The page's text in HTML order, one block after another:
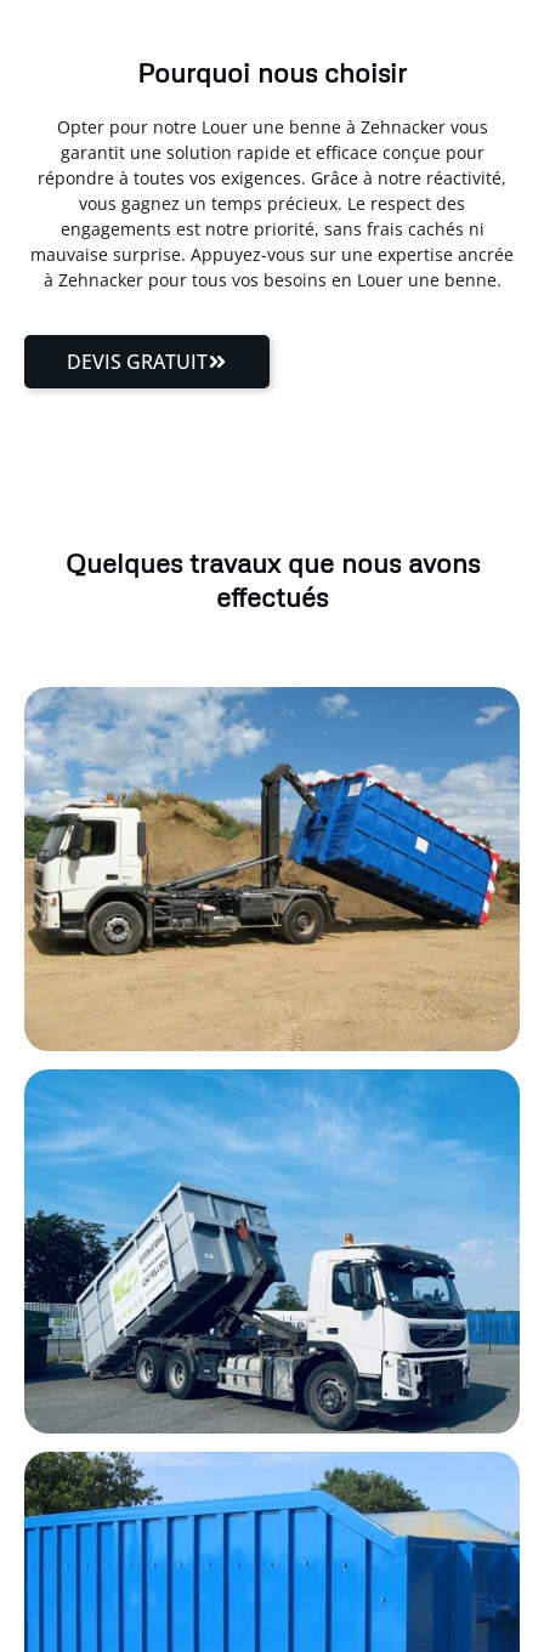
Pourquoi nous choisir
Opter pour notre Louer une benne à Zehnacker vous
garantit une solution rapide et efficace conçue pour
répondre à toutes vos exigences. Grâce à notre réactivité,
vous gagnez un temps précieux. Le respect des
engagements est notre priorité, sans frais cachés ni
mauvaise surprise. Appuyez-vous sur une expertise ancrée
à Zehnacker pour tous vos besoins en Louer une benne.
DEVIS GRATUIT
Quelques travaux que nous avons
effectués